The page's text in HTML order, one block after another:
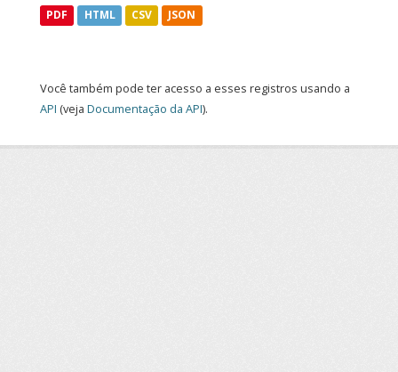
PDF HTML CSV JSON
Você também pode ter acesso a esses registros usando a
API (veja Documentação da API).